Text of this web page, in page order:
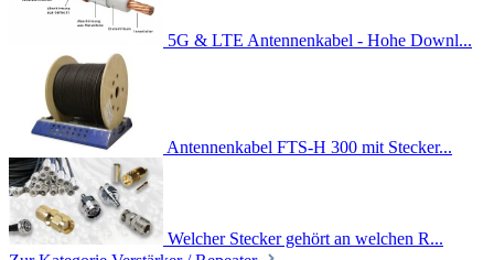
5G & LTE Antennenkabel - Hohe Downl...
Antennenkabel FTS-H 300 mit Stecker...
Welcher Stecker gehört an welchen R...